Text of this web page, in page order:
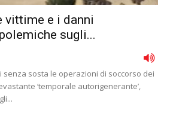
vittime e i danni
sugli...
senza sosta le operazioni di soccorso dei
‘temporale autorigenerante’,